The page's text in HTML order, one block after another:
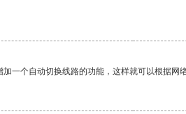
一个自动切换线路的功能，这样就可以根据网